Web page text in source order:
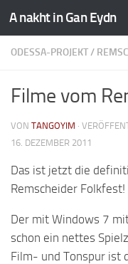
A nakht in Gan Eydn
ODESSA-PROJEKT/
Filme vom
VON TANGOYIM ·
16. DEZEMBER 2011
Das ist jetzt die
Remscheider Folkfest!
Der mit Windows 7
schon ein nettes
Film- und Tonspur ist